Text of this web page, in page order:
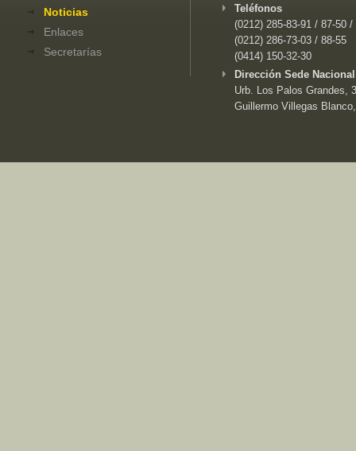
Noticias
Enlaces
Secretarías
Teléfonos
(0212) 285-83-91 / 87-50 /
(0212) 286-73-03 / 88-55
(0414) 150-32-30
Dirección Sede
Urb. Los Palos Grandes,
Guillermo Villegas